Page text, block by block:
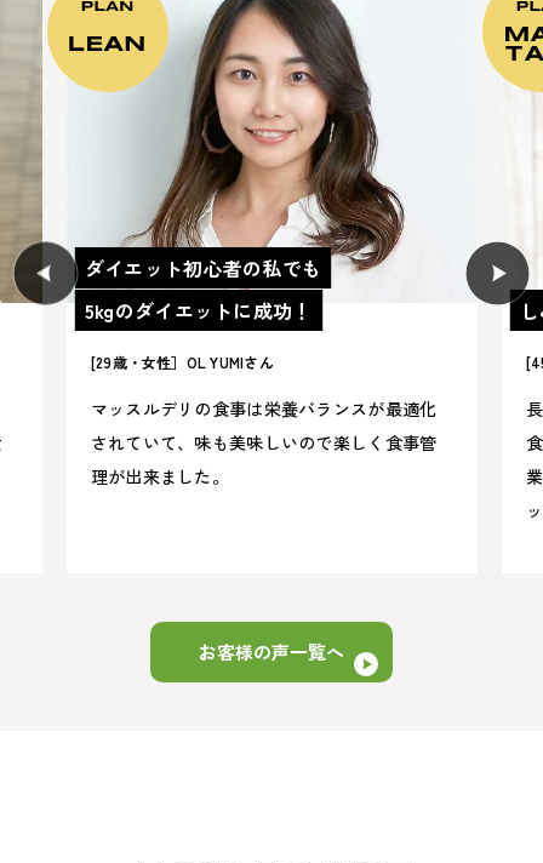
ダイエット初心者の私でも
5kgのダイエットに成功！
[29歳・女性］OL YUMIさん
マッスルデリの食事は栄養バランスが最適化
されていて、味も美味しいので楽しく食事管
理が出来ました。
お客様の声一覧へ